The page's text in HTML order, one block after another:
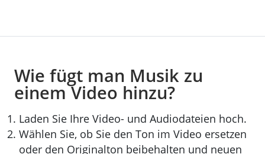
Wie fügt man Musik zu
einem Video hinzu?
Laden Sie Ihre Video- und Audiodateien hoch.
Wählen Sie, ob Sie den Ton im Video ersetzen
oder den Originalton beibehalten und neuen